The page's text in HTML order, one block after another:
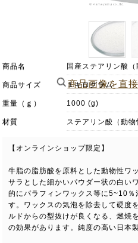
商品画像を直
商品名 国産ステアリン酸（
商品サイズ １キログラム
重量（ｇ） 1000 (g)
材質 ステアリン酸（動
【オンラインショップ限定】
牛脂の脂肪酸を原料とした動物性ワ
サラとした細かいパウダー状の白い
的にパラフィンワックス等に5~10％
す。ワックスの気泡を除去して硬度
ルドからの型抜けが良くなる、燃焼
の効果があります。純度の高い日本製